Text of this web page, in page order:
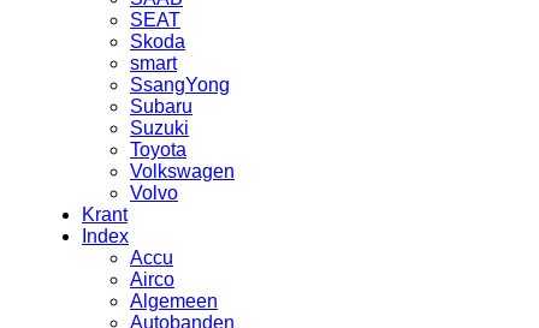
SEAT
Skoda
smart
SsangYong
Subaru
Suzuki
Toyota
Volkswagen
Volvo
Krant
Index
Accu
Airco
Algemeen
Autobanden